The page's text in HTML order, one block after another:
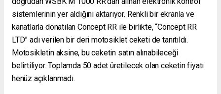
sistemlerinin yer aldığını aktarıyor. Renkli bir ekranla ve
kanatlarla donatılan Concept RR ile birlikte, “Concept RR
LTD” adı verilen bir deri motosiklet ceketi de tanıtıldı.
Motosikletin aksine, bu ceketin satın alınabileceği
belirtiliyor. Toplamda 50 adet üretilecek olan ceketin fiyatı
henüz açıklanmadı.